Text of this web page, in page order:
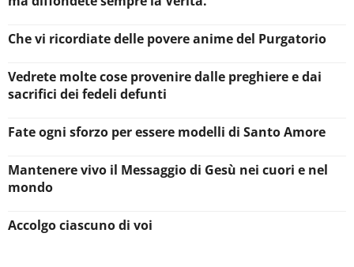
Che vi ricordiate delle povere anime del Purgatorio
Vedrete molte cose provenire dalle preghiere e dai
sacrifici dei fedeli defunti
Fate ogni sforzo per essere modelli di Santo Amore
Mantenere vivo il Messaggio di Gesù nei cuori e nel
mondo
Accolgo ciascuno di voi